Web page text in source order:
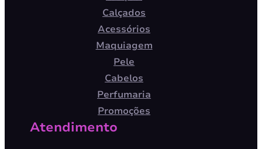
Calçados
Acessórios
Maquiagem
Pele
Cabelos
Perfumaria
Promoções
Atendimento